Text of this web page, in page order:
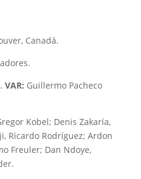
Canadá.
VAR: Guillermo Pacheco
Kobel; Denis Zakaría,
Ricardo Rodríguez; Ardon
Freuler; Dan Ndoye,